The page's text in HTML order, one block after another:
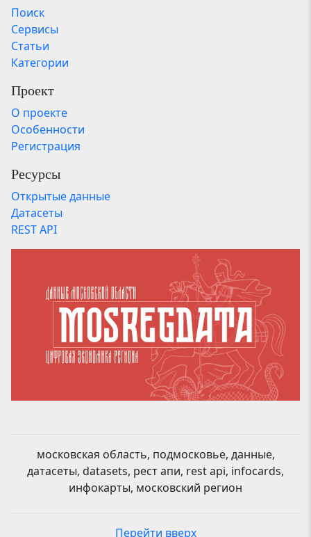
Поиск
Сервисы
Статьи
Категории
Проект
О проекте
Особенности
Регистрация
Ресурсы
Открытые данные
Датасеты
REST API
московская область, подмосковье, данные,
датасеты, datasets, рест апи, rest api, infocards,
инфокарты, московский регион
Перейти вверх